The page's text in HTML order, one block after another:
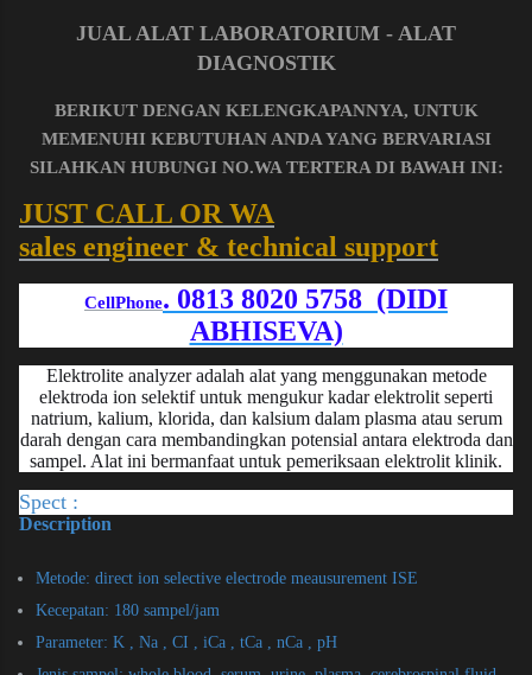
JUAL ALAT LABORATORIUM - ALAT
DIAGNOSTIK
BERIKUT DENGAN KELENGKAPANNYA, UNTUK
MEMENUHI KEBUTUHAN ANDA YANG BERVARIASI
SILAHKAN HUBUNGI NO.WA TERTERA DI BAWAH INI:
JUST CALL OR WA
sales engineer & technical support
CellPhone. 0813 8020 5758 (DIDI
ABHISEVA)
Elektrolite analyzer adalah alat yang menggunakan metode
elektroda ion selektif untuk mengukur kadar elektrolit seperti
natrium, kalium, klorida, dan kalsium dalam plasma atau serum
darah dengan cara membandingkan potensial antara elektroda dan
sampel. Alat ini bermanfaat untuk pemeriksaan elektrolit klinik.
Spect :
Description
Metode: direct ion selective electrode meausurement ISE
Kecepatan: 180 sampel/jam
Parameter: K , Na , CI , iCa , tCa , nCa , pH